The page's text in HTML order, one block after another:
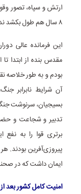
ارتش و سپاه، تصور
۸ سال هم طول بکشد نداشتند.
مقدس بنده از ابتدا
بودم و به طور خلاصه
آن شرایط نابرابر
بسیجیان، سرنوشت جنگ
برتری قوا را به
پیروزی‌آفرین بودند.
ایمان داشت که در
امنیت کامل کشور